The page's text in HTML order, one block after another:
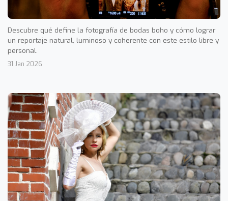
Descubre qué define la fotografía de bodas boho y cómo lograr
un reportaje natural, luminoso y coherente con este estilo libre y
personal.
31 Jan 2026